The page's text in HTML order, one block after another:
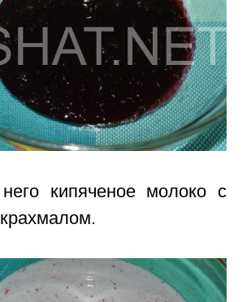
кипяченое молоко с